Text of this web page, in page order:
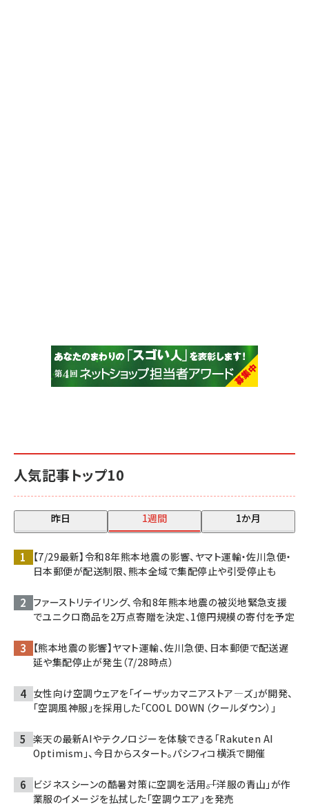
人気記事トップ10
昨日 1週間 1か月
【7/29最新】令和8年熊本地震の影響、ヤマト運輸・佐川急便・
日本郵便が配送制限、熊本全域で集配停止や引受停止も
ファーストリテイリング、令和8年熊本地震の被災地緊急支援
でユニクロ商品を2万点寄贈を決定、1億円規模の寄付を予定
【熊本地震の影響】ヤマト運輸、佐川急便、日本郵便で配送遅
延や集配停止が発生（7/28時点）
女性向け空調ウェアを「イーザッカマニアストア―ズ」が開発、
「空調風神服」を採用した「COOL DOWN（クールダウン）」
楽天の最新AIやテクノロジーを体験できる「Rakuten AI
Optimism」、今日からスタート。パシフィコ横浜で開催
ビジネスシーンの酷暑対策に空調を活用――。「洋服の青山」が作
業服のイメージを払拭した「空調ウエア」を発売